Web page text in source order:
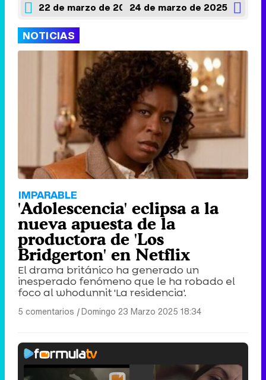
22 de marzo de 202524 de marzo de 2025
NOTICIAS
IMPARABLE
'Adolescencia' eclipsa a la
nueva apuesta de la
productora de 'Los
Bridgerton' en Netflix
El drama británico ha generado un
inesperado fenómeno que le ha robado el
foco al whodunnit 'La residencia'.
5 comentarios |Domingo 23 Marzo 2025 18:34